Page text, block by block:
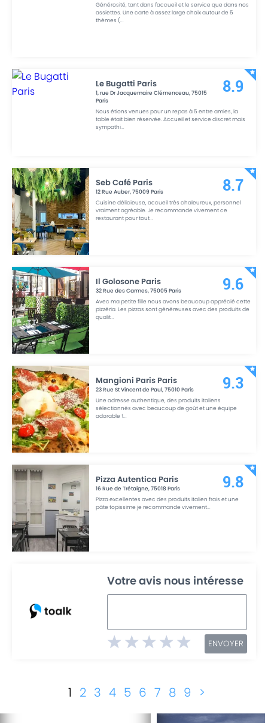
Générosité, tant dans l'accueil et le service que dans nos
assiettes. Une carte à assez large choix autour de 5
thèmes (...
Le Bugatti Paris
1, rue Dr Jacquemaire Clémenceau,75015
Paris
Nous étions venues pour un repas à 5 entre amies, la
table était bien réservée. Accueil et service discret mais
sympathi...
8.9
Seb Café Paris
12 Rue Auber,75009 Paris
Cuisine délicieuse, accueil très chaleureux, personnel
vraiment agréable. Je recommande vivement ce
restaurant pour tout...
8.7
Il Golosone Paris
32 Rue des Carmes,75005Paris
Avec ma petite fille nous avons beaucoup apprécié cette
pizzéria. Les pizzas sont généreuses avec des produits de
qualit...
9.6
Mangioni Paris Paris
23 Rue St Vincent de Paul,75010Paris
Une adresse authentique, des produits italiens
sélectionnés avec beaucoup de goût et une équipe
adorable !...
9.3
Pizza Autentica Paris
16 Rue de Trétaigne,75018 Paris
Pizza excellentes avec des produits italien frais et une
pâte topissime je recommande vivement...
9.8
Votre avis nous intéresse
ENVOYER
1 2 3 4 5 6 7 8 9 >